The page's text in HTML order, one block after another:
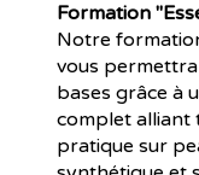
Formation
Notre
vous permettra
bases grâce à
complet alliant
pratique sur